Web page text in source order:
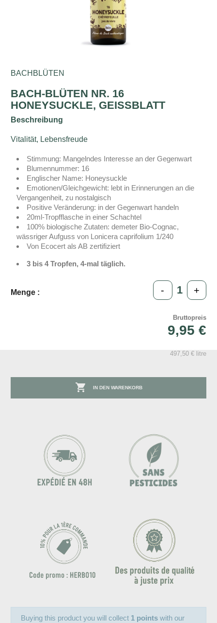
BACHBLÜTEN
BACH-BLÜTEN NR. 16
HONEYSUCKLE, GEISSBLATT
Beschreibung
Vitalität, Lebensfreude
Stimmung: Mangelndes Interesse an der Gegenwart
Blumennummer: 16
Englischer Name: Honeysuckle
Emotionen/Gleichgewicht: lebt in Erinnerungen an die
Vergangenheit, zu nostalgisch
Positive Veränderung: in der Gegenwart handeln
20ml-Tropfflasche in einer Schachtel
100% biologische Zutaten: demeter Bio-Cognac,
wässriger Aufguss von Lonicera caprifolium 1/240
Von Ecocert als AB zertifiziert
3 bis 4 Tropfen, 4-mal täglich.
Menge : - +
Bruttopreis
9,95 €
497,50 € litre
 IN DEN WARENKORB
Buying this product you will collect 1 points with our